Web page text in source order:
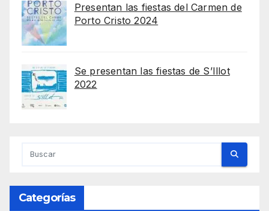
Presentan las fiestas del Carmen de
Porto Cristo 2024
Se presentan las fiestas de S’Illot
2022
Categorías